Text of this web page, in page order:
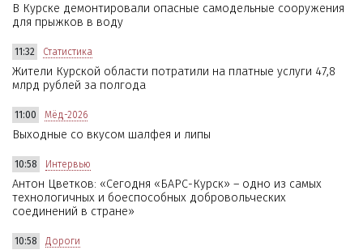
В Курске демонтировали опасные самодельные сооружения
для прыжков в воду
11:32 Статистика
Жители Курской области потратили на платные услуги 47,8
млрд рублей за полгода
11:00 Мёд-2026
Выходные со вкусом шалфея и липы
10:58 Интервью
Антон Цветков: «Сегодня «БАРС-Курск» – одно из самых
технологичных и боеспособных добровольческих
соединений в стране»
10:58 Дороги